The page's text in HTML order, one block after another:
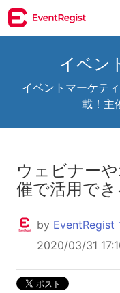
イベン
イベントマーケテ
載！主
ウェビナー
催で活用で
by EventRegist
2020/03/31